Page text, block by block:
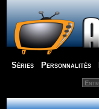
Séries Personnalités